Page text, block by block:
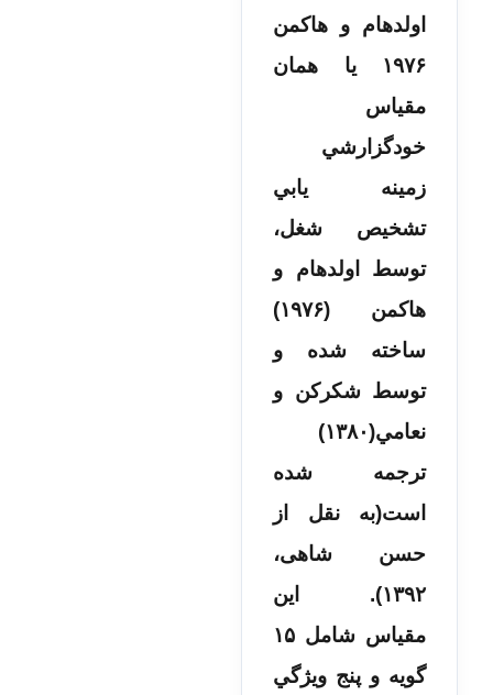
اولدهام و هاكمن
۱۹۷۶ یا همان
مقياس
خودگزارشي
زمينه يابي
تشخيص شغل،
توسط اولدهام و
هاكمن (۱۹۷۶)
ساخته شده و
توسط شكركن و
نعامي(۱۳۸۰)
ترجمه شده
است(به نقل از
حسن شاهی،
۱۳۹۲).
اين
مقياس شامل ۱۵
گويه و پنج ويژگي